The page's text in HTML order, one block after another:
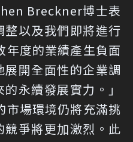
Breckner博士表
以及我們即將進行
年度的業績產生負面
開全面性的企業調
永續發展實力。」
市場環境仍將充滿挑
爭將更加激烈。此